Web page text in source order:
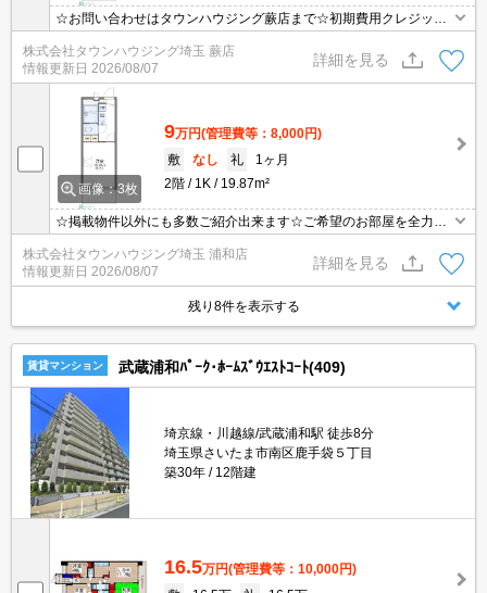
☆お問い合わせはタウンハウジング蕨店まで☆初期費用クレジット
決済相談☆オンラインでの内見・契約もお気軽にご相談ください！
株式会社タウンハウジング埼玉 蕨店
情報更新日 2026/08/07
詳細を見る
画像：3枚
9万円(管理費等：8,000円)
敷
なし 礼
1ヶ月
2階
1K 19.87m²
☆掲載物件以外にも多数ご紹介出来ます☆ご希望のお部屋を全力で
お探しさせて頂きます♪
株式会社タウンハウジング埼玉 浦和店
情報更新日 2026/08/07
詳細を見る
残り8件を表示する
賃貸マンション 武蔵浦和ﾊﾟｰｸ･ﾎｰﾑｽﾞｳｴｽﾄｺｰﾄ(409)
埼京線・川越線/武蔵浦和駅 徒歩8分
埼玉県さいたま市南区鹿手袋５丁目
築30年
12階建
16.5万円(管理費等：10,000円)